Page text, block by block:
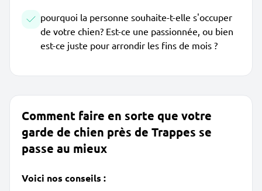
pourquoi la personne souhaite-t-elle s'occuper
de votre chien? Est-ce une passionnée, ou bien
est-ce juste pour arrondir les fins de mois ?
Comment faire en sorte que votre
garde de chien près de Trappes se
passe au mieux
Voici nos conseils :